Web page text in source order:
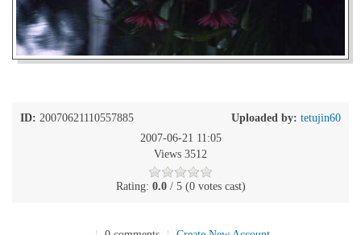
ID: 20070621110557885 Uploaded by: tetujin60
2007-06-21 11:05
Views 3512
Rating: 0.0/ 5 (0 votes cast)